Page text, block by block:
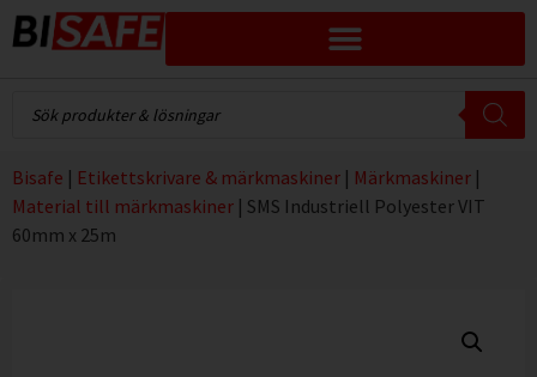
Bisafe | Etikettskrivare & märkmaskiner | Märkmaskiner |
Material till märkmaskiner | SMS Industriell Polyester VIT
60mm x 25m